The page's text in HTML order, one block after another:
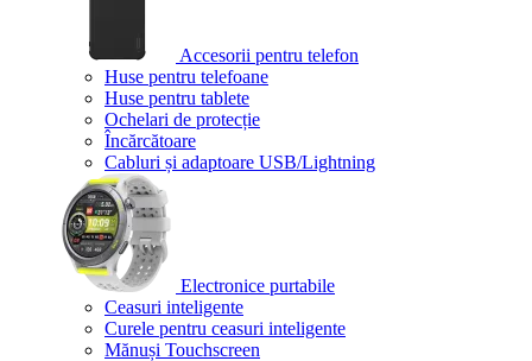
Accesorii pentru telefon
Huse pentru telefoane
Huse pentru tablete
Ochelari de protecție
Încărcătoare
Cabluri și adaptoare USB/Lightning
Electronice purtabile
Ceasuri inteligente
Curele pentru ceasuri inteligente
Mănuși Touchscreen